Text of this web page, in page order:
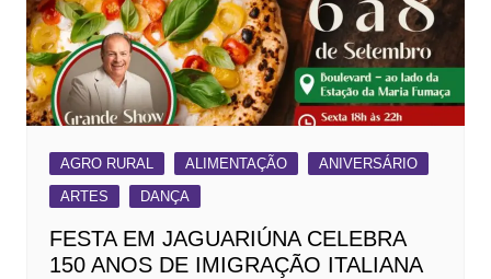
AGRO RURAL ALIMENTAÇÃO
ANIVERSÁRIO
ARTES
DANÇA
FESTA EM JAGUARIÚNA CELEBRA
150 ANOS DE IMIGRAÇÃO ITALIANA